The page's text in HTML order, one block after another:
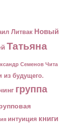
Литвак Новый
Татьяна
Семенов Чита
из будущего.
группа
интуиция книги